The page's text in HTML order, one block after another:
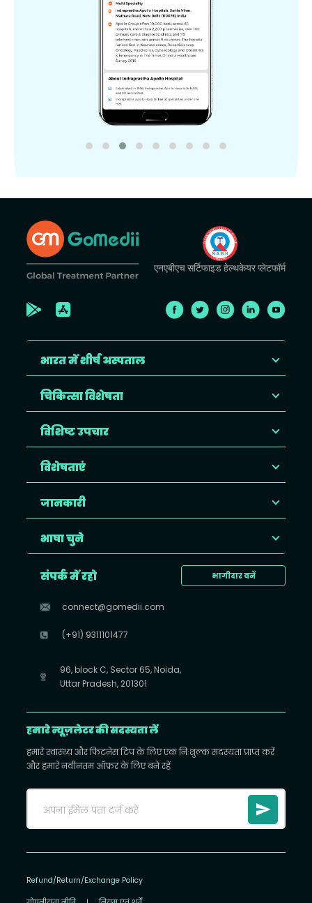
एनएबीएच सर्टिफाइड हेल्थकेयर प्लेटफॉर्म
भारत में शीर्ष अस्पताल
चिकित्सा विशेषता
विशिष्ट उपचार
विशेषताएं
जानकारी
भाषा चुने
भागीदार बनें
संपर्क में रहो
connect@gomedii.com
(+91) 9311101477
96, block C, Sector 65, Noida,
Uttar Pradesh, 201301
हमारे न्यूज़लेटर की सदस्यता लें
हमारे स्वास्थ्य और फिटनेस टिप के लिए एक निःशुल्क सदस्यता प्राप्त करें
और हमारे नवीनतम ऑफ़र के लिए बने रहें
Refund/Return/Exchange Policy